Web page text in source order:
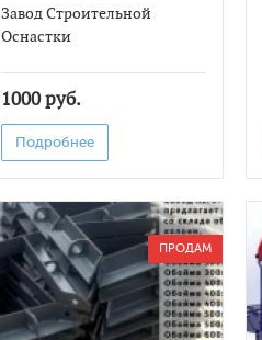
Завод Строительной
Оснастки
1000 руб.
Подробнее
ПРОДАМ